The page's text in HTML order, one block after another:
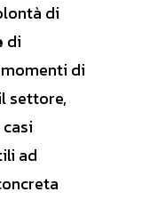
di
di
di
settore,
ad